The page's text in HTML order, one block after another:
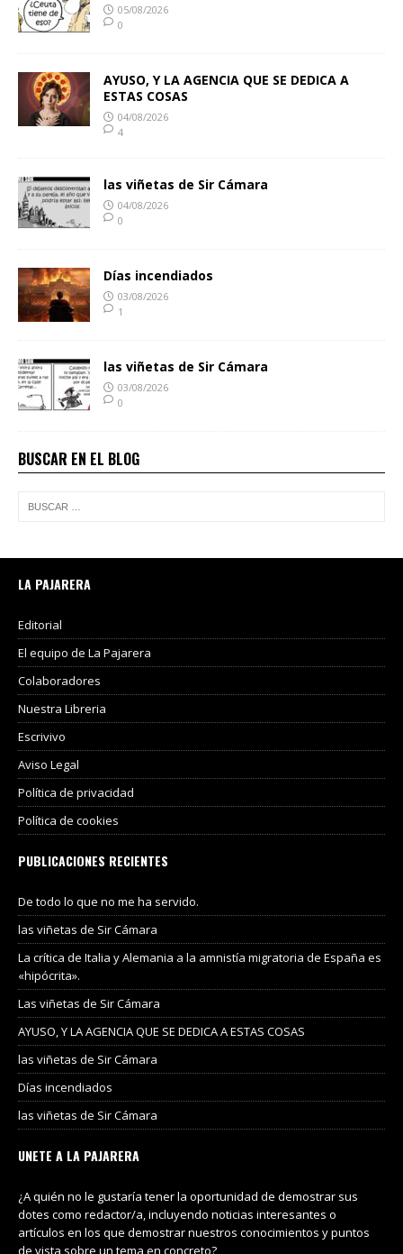
05/08/2026
0
AYUSO, Y LA AGENCIA QUE SE DEDICA A
ESTAS COSAS
04/08/2026
4
las viñetas de Sir Cámara
04/08/2026
0
Días incendiados
03/08/2026
1
las viñetas de Sir Cámara
03/08/2026
0
BUSCAR EN EL BLOG
LA PAJARERA
Editorial
El equipo de La Pajarera
Colaboradores
Nuestra Libreria
Escrivivo
Aviso Legal
Política de privacidad
Política de cookies
PUBLICACIONES RECIENTES
De todo lo que no me ha servido.
las viñetas de Sir Cámara
La crítica de Italia y Alemania a la amnistía migratoria de España es
«hipócrita».
Las viñetas de Sir Cámara
AYUSO, Y LA AGENCIA QUE SE DEDICA A ESTAS COSAS
las viñetas de Sir Cámara
Días incendiados
las viñetas de Sir Cámara
UNETE A LA PAJARERA
¿A quién no le gustaría tener la oportunidad de demostrar sus
dotes como redactor/a, incluyendo noticias interesantes o
artículos en los que demostrar nuestros conocimientos y puntos
de vista sobre un tema en concreto?